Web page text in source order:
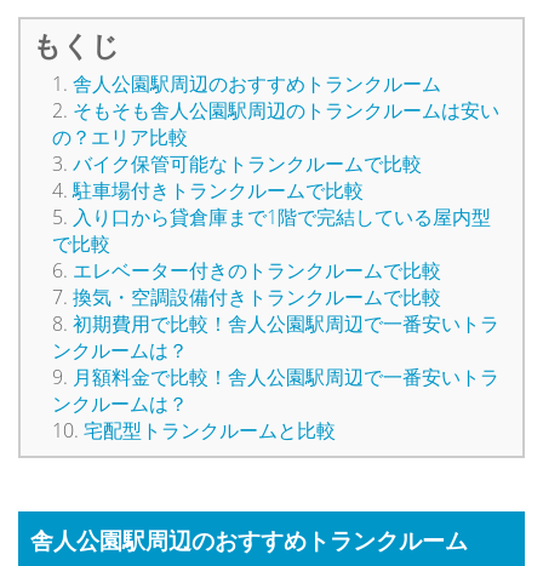
もくじ
舎人公園駅周辺のおすすめトランクルーム
そもそも舎人公園駅周辺のトランクルームは安い
の？エリア比較
バイク保管可能なトランクルームで比較
駐車場付きトランクルームで比較
入り口から貸倉庫まで1階で完結している屋内型
で比較
エレベーター付きのトランクルームで比較
換気・空調設備付きトランクルームで比較
初期費用で比較！舎人公園駅周辺で一番安いトラ
ンクルームは？
月額料金で比較！舎人公園駅周辺で一番安いトラ
ンクルームは？
宅配型トランクルームと比較
舎人公園駅周辺のおすすめトランクルーム